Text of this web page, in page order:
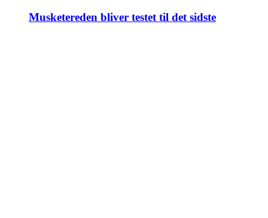
Musketereden bliver testet til det sidste